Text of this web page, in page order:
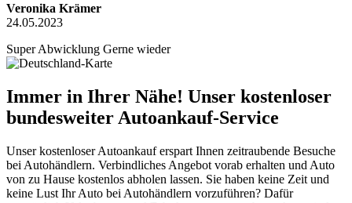
Veronika Krämer
24.05.2023
Super Abwicklung Gerne wieder
Immer in Ihrer Nähe! Unser kostenloser
bundesweiter Autoankauf-Service
Unser kostenloser Autoankauf erspart Ihnen zeitraubende Besuche
bei Autohändlern. Verbindliches Angebot vorab erhalten und Auto
von zu Hause kostenlos abholen lassen. Sie haben keine Zeit und
keine Lust Ihr Auto bei Autohändlern vorzuführen? Dafür